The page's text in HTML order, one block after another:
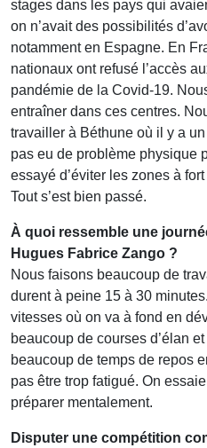
stages dans les pays qui
on n’avait des possibilités
notamment en Espagne. En
nationaux ont refusé l’accès
pandémie de la Covid-19.
entraîner dans ces centres.
travailler à Béthune où il y a
pas eu de problème physique
essayé d’éviter les zones à
Tout s’est bien passé.
À quoi ressemble une
Hugues Fabrice Zango ?
Nous faisons beaucoup de
durent à peine 15 à 30
vitesses où on va à fond en
beaucoup de courses d’élan
beaucoup de temps de repos
pas être trop fatigué. On
préparer mentalement.
Disputer une compétition